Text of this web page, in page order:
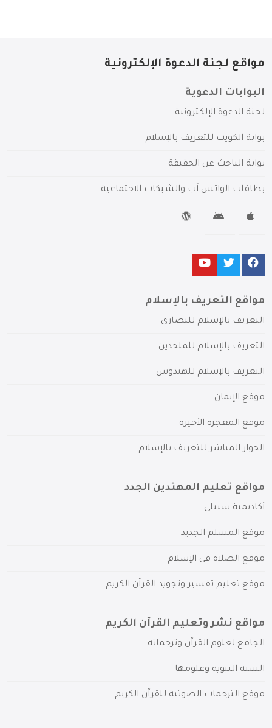
مواقع لجنة الدعوة الإلكترونية
البوابات الدعوية
لجنة الدعوة الإلكترونية
بوابة الكويت للتعريف بالإسلام
بوابة الباحث عن الحقيقة
بطاقات الواتس آب والشبكات الاجتماعية
مواقع التعريف بالإسلام
التعريف بالإسلام للنصارى
التعريف بالإسلام للملحدين
التعريف بالإسلام للهندوس
موقع الإيمان
موقع المعجزة الأخيرة
الحوار المباشر للتعريف بالإسلام
مواقع تعليم المهتدين الجدد
أكاديمية سبيلي
موقع المسلم الجديد
موقع الصلاة في الإسلام
موقع تعليم تفسير وتجويد القرآن الكريم
مواقع نشر وتعليم القرآن الكريم
الجامع لعلوم القرآن وترجماته
السنة النبوية وعلومها
موقع الترجمات الصوتية للقرآن الكريم